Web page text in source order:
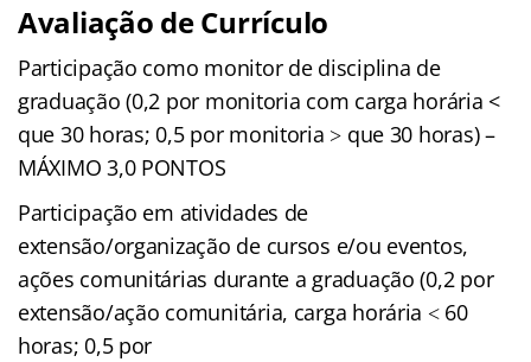
Avaliação de Currículo
Participação como monitor de disciplina de
graduação (0,2 por monitoria com carga horária <
que 30 horas; 0,5 por monitoria ˃ que 30 horas) –
MÁXIMO 3,0 PONTOS
Participação em atividades de
extensão/organização de cursos e/ou eventos,
ações comunitárias durante a graduação (0,2 por
extensão/ação comunitária, carga horária ˂ 60
horas; 0,5 por